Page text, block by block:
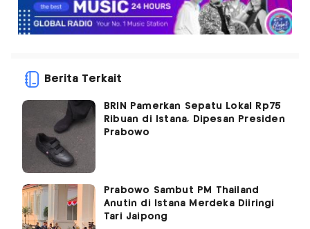
Berita Terkait
BRIN Pamerkan Sepatu Lokal Rp75
Ribuan di Istana, Dipesan Presiden
Prabowo
Prabowo Sambut PM Thailand
Anutin di Istana Merdeka Diiringi
Tari Jaipong